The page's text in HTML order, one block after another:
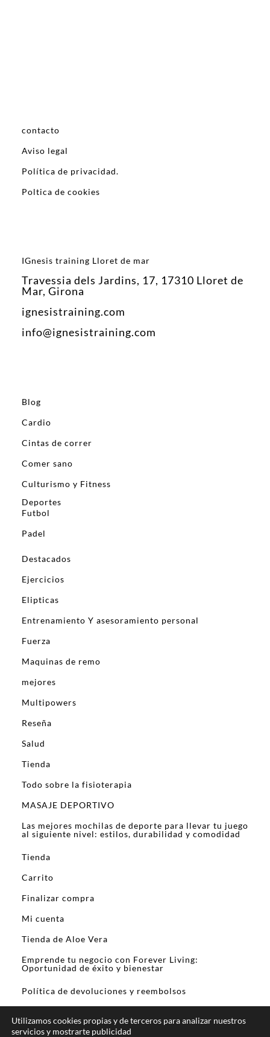
contacto
Aviso legal
Política de privacidad.
Poltica de cookies
IGnesis training Lloret de mar
Travessia dels Jardins, 17, 17310 Lloret de
Mar, Girona
ignesistraining.com
info@ignesistraining.com
Blog
Cardio
Cintas de correr
Comer sano
Culturismo y Fitness
Deportes
Futbol
Padel
Destacados
Ejercicios
Elipticas
Entrenamiento Y asesoramiento personal
Fuerza
Maquinas de remo
mejores
Multipowers
Reseña
Salud
Tienda
Todo sobre la fisioterapia
MASAJE DEPORTIVO
Las mejores mochilas de deporte para llevar tu juego
al siguiente nivel: estilos, durabilidad y comodidad
Tienda
Carrito
Finalizar compra
Mi cuenta
Tienda de Aloe Vera
Emprende tu negocio con Forever Living:
Oportunidad de éxito y bienestar
Política de devoluciones y reembolsos
Utilizamos cookies propias y de terceros para analizar nuestros
servicios y mostrarte publicidad